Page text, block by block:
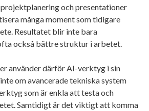
och presentationer
många moment som tidigare
Resultatet blir inte bara
också bättre struktur i arbetet.
använder därför AI-verktyg i sin
om avancerade tekniska system
som är enkla att testa och
Samtidigt är det viktigt att komma